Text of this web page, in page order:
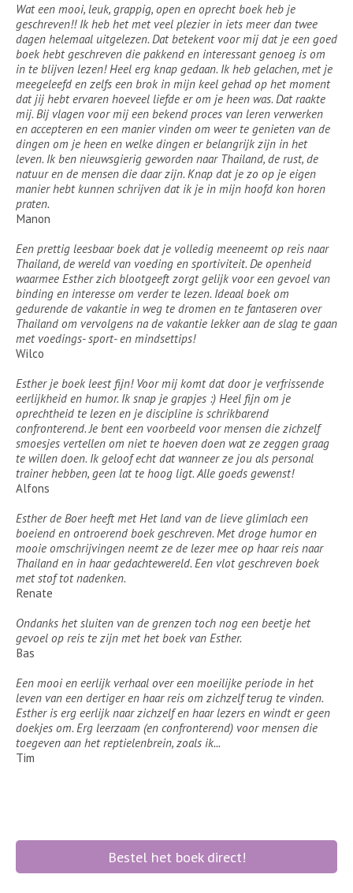
Wat een mooi, leuk, grappig, open en oprecht boek heb je
geschreven!! Ik heb het met veel plezier in iets meer dan twee
dagen helemaal uitgelezen. Dat betekent voor mij dat je een goed
boek hebt geschreven die pakkend en interessant genoeg is om
in te blijven lezen! Heel erg knap gedaan. Ik heb gelachen, met je
meegeleefd en zelfs een brok in mijn keel gehad op het moment
dat jij hebt ervaren hoeveel liefde er om je heen was. Dat raakte
mij. Bij vlagen voor mij een bekend proces van leren verwerken
en accepteren en een manier vinden om weer te genieten van de
dingen om je heen en welke dingen er belangrijk zijn in het
leven. Ik ben nieuwsgierig geworden naar Thailand, de rust, de
natuur en de mensen die daar zijn. Knap dat je zo op je eigen
manier hebt kunnen schrijven dat ik je in mijn hoofd kon horen
praten.
Manon
Een prettig leesbaar boek dat je volledig meeneemt op reis naar
Thailand, de wereld van voeding en sportiviteit. De openheid
waarmee Esther zich blootgeeft zorgt gelijk voor een gevoel van
binding en interesse om verder te lezen. Ideaal boek om
gedurende de vakantie in weg te dromen en te fantaseren over
Thailand om vervolgens na de vakantie lekker aan de slag te gaan
met voedings- sport- en mindsettips!
Wilco
Esther je boek leest fijn! Voor mij komt dat door je verfrissende
eerlijkheid en humor. Ik snap je grapjes :) Heel fijn om je
oprechtheid te lezen en je discipline is schrikbarend
confronterend. Je bent een voorbeeld voor mensen die zichzelf
smoesjes vertellen om niet te hoeven doen wat ze zeggen graag
te willen doen. Ik geloof echt dat wanneer ze jou als personal
trainer hebben, geen lat te hoog ligt. Alle goeds gewenst!
Alfons
Esther de Boer heeft met Het land van de lieve glimlach een
boeiend en ontroerend boek geschreven. Met droge humor en
mooie omschrijvingen neemt ze de lezer mee op haar reis naar
Thailand en in haar gedachtewereld. Een vlot geschreven boek
met stof tot nadenken.
Renate
Ondanks het sluiten van de grenzen toch nog een beetje het
gevoel op reis te zijn met het boek van Esther.
Bas
Een mooi en eerlijk verhaal over een moeilijke periode in het
leven van een dertiger en haar reis om zichzelf terug te vinden.
Esther is erg eerlijk naar zichzelf en haar lezers en windt er geen
doekjes om. Erg leerzaam (en confronterend) voor mensen die
toegeven aan het reptielenbrein, zoals ik...
Tim
Bestel het boek direct!